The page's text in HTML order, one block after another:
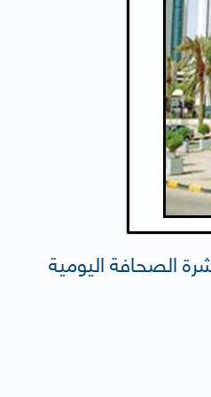
الصحافة اليومية